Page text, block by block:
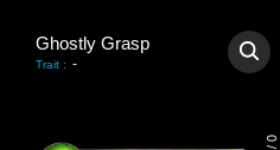
Ghostly Grasp
Trait : -
0
/